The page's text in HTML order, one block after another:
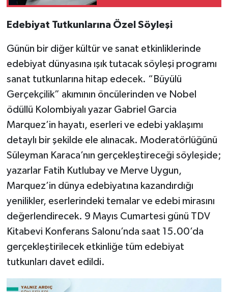
Edebiyat Tutkunlarına Özel Söyleşi
Günün bir diğer kültür ve sanat etkinliklerinde
edebiyat dünyasına ışık tutacak söyleşi programı
sanat tutkunlarına hitap edecek. “Büyülü
Gerçekçilik” akımının öncülerinden ve Nobel
ödüllü Kolombiyalı yazar Gabriel Garcia
Marquez’in hayatı, eserleri ve edebi yaklaşımı
detaylı bir şekilde ele alınacak. Moderatörlüğünü
Süleyman Karaca’nın gerçekleştireceği söyleşide;
yazarlar Fatih Kutlubay ve Merve Uygun,
Marquez’in dünya edebiyatına kazandırdığı
yenilikler, eserlerindeki temalar ve edebi mirasını
değerlendirecek. 9 Mayıs Cumartesi günü TDV
Kitabevi Konferans Salonu’nda saat 15.00’da
gerçekleştirilecek etkinliğe tüm edebiyat
tutkunları davet edildi.